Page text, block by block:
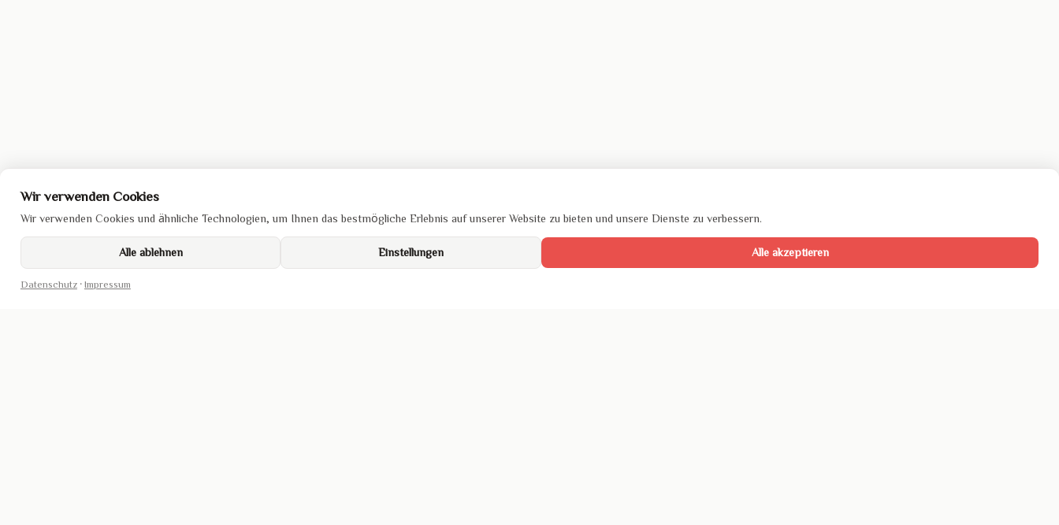
Wir verwenden Cookies
Wir verwenden Cookies und ähnliche Technologien, um Ihnen das bestmögliche Erlebnis auf unserer Website zu bieten und unsere Dienste zu verbessern.
Alle ablehnen Einstellungen Alle akzeptieren
Datenschutz· Impressum